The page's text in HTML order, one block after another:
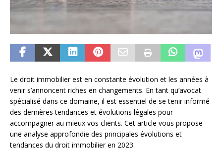
Le droit immobilier est en constante évolution et les années à
venir s’annoncent riches en changements. En tant qu’avocat
spécialisé dans ce domaine, il est essentiel de se tenir informé
des dernières tendances et évolutions légales pour
accompagner au mieux vos clients. Cet article vous propose
une analyse approfondie des principales évolutions et
tendances du droit immobilier en 2023.